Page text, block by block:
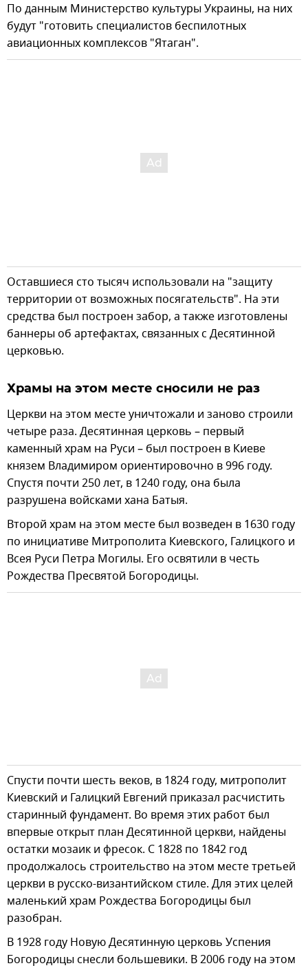
По данным Министерство культуры Украины, на них
будут "готовить специалистов беспилотных
авиационных комплексов "Ятаган".
Оставшиеся сто тысяч использовали на "защиту
территории от возможных посягательств". На эти
средства был построен забор, а также изготовлены
баннеры об артефактах, связанных с Десятинной
церковью.
Храмы на этом месте сносили не раз
Церкви на этом месте уничтожали и заново строили
четыре раза. Десятинная церковь – первый
каменный храм на Руси – был построен в Киеве
князем Владимиром ориентировочно в 996 году.
Спустя почти 250 лет, в 1240 году, она была
разрушена войсками хана Батыя.
Второй храм на этом месте был возведен в 1630 году
по инициативе Митрополита Киевского, Галицкого и
Всея Руси Петра Могилы. Его освятили в честь
Рождества Пресвятой Богородицы.
Спусти почти шесть веков, в 1824 году, митрополит
Киевский и Галицкий Евгений приказал расчистить
старинный фундамент. Во время этих работ был
впервые открыт план Десятинной церкви, найдены
остатки мозаик и фресок. С 1828 по 1842 год
продолжалось строительство на этом месте третьей
церкви в русско-византийском стиле. Для этих целей
маленький храм Рождества Богородицы был
разобран.
В 1928 году Новую Десятинную церковь Успения
Богородицы снесли большевики. В 2006 году на этом